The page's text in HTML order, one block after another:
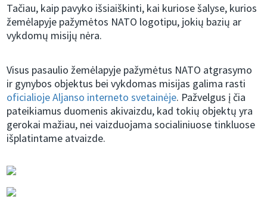
Tačiau, kaip pavyko išsiaiškinti, kai kuriose šalyse, kurios
žemėlapyje pažymėtos NATO logotipu, jokių bazių ar
vykdomų misijų nėra.
Visus pasaulio žemėlapyje pažymėtus NATO atgrasymo
ir gynybos objektus bei vykdomas misijas galima rasti
oficialioje Aljanso interneto svetainėje. Pažvelgus į čia
pateikiamus duomenis akivaizdu, kad tokių objektų yra
gerokai mažiau, nei vaizduojama socialiniuose tinkluose
išplatintame atvaizde.